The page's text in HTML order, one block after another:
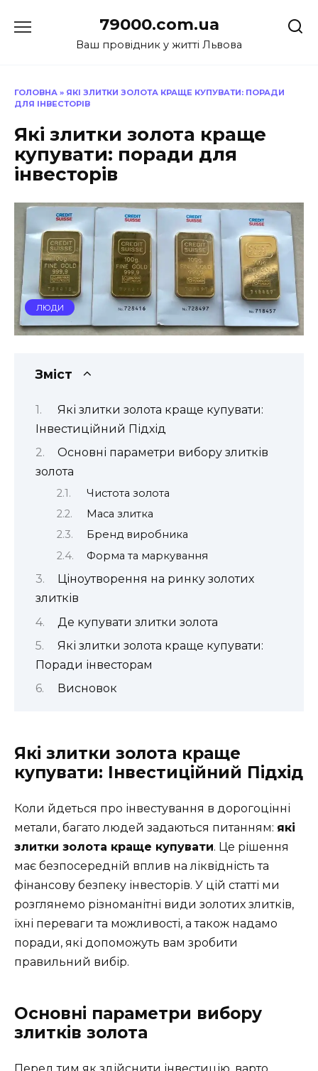
до
79000.com.ua
Ваш провідник у житті Львова
ГОЛОВНА » ЯКІ ЗЛИТКИ ЗОЛОТА КРАЩЕ КУПУВАТИ: ПОРАДИ
ДЛЯ ІНВЕСТОРІВ
Які злитки золота краще
купувати: поради для
інвесторів
ЛЮДИ
Зміст
Які злитки золота краще купувати:
Інвестиційний Підхід
Основні параметри вибору злитків
золота
Чистота золота
Маса злитка
Бренд виробника
Форма та маркування
Ціноутворення на ринку золотих
злитків
Де купувати злитки золота
Які злитки золота краще купувати:
Поради інвесторам
Висновок
Які злитки золота краще
купувати: Інвестиційний Підхід
Коли йдеться про інвестування в дорогоцінні
метали, багато людей задаються питанням: які
злитки золота краще купувати. Це рішення
має безпосередній вплив на ліквідність та
фінансову безпеку інвесторів. У цій статті ми
розглянемо різноманітні види золотих злитків,
їхні переваги та можливості, а також надамо
поради, які допоможуть вам зробити
правильний вибір.
Основні параметри вибору
злитків золота
Перед тим як здійснити інвестицію, варто